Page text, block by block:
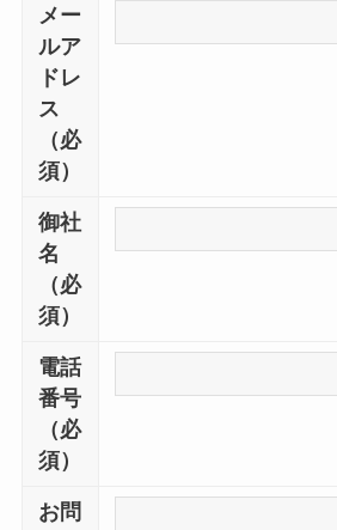
メー
ルア
ドレ
ス
（必
須）
御社
名
（必
須）
電話
番号
（必
須）
お問